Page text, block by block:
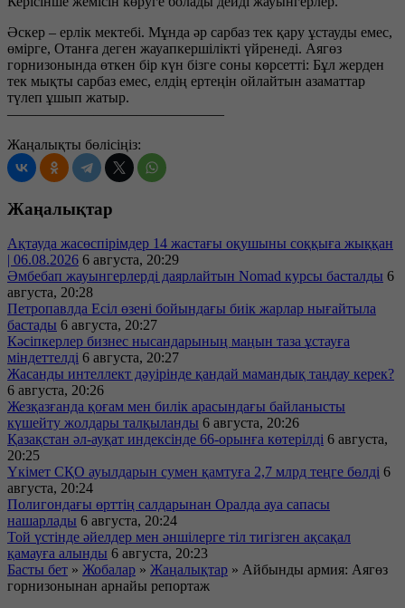
Әскер – ерлік мектебі. Мұнда әр сарбаз тек қару ұстауды емес,
өмірге, Отанға деген жауапкершілікті үйренеді. Аягөз
горнизонында өткен бір күн бізге соны көрсетті: Бұл жерден
тек мықты сарбаз емес, елдің ертеңін ойлайтын азаматтар
түлеп ұшып жатыр.
———————————————
Жаңалықты бөлісіңіз:
Жаңалықтар
Ақтауда жасөспірімдер 14 жастағы оқушыны соққыға жыққан
| 06.08.2026 6 августа, 20:29
Әмбебап жауынгерлерді даярлайтын Nomad курсы басталды 6
августа, 20:28
Петропавлда Есіл өзені бойындағы биік жарлар нығайтыла
бастады 6 августа, 20:27
Кәсіпкерлер бизнес нысандарының маңын таза ұстауға
міндеттелді 6 августа, 20:27
Жасанды интеллект дәуірінде қандай мамандық таңдау керек?
6 августа, 20:26
Жезқазғанда қоғам мен билік арасындағы байланысты
күшейту жолдары талқыланды 6 августа, 20:26
Қазақстан әл-ауқат индексінде 66-орынға көтерілді 6 августа,
20:25
Үкімет СҚО ауылдарын сумен қамтуға 2,7 млрд теңге бөлді 6
августа, 20:24
Полигондағы өрттің салдарынан Оралда ауа сапасы
нашарлады 6 августа, 20:24
Той үстінде әйелдер мен әншілерге тіл тигізген ақсақал
қамауға алынды 6 августа, 20:23
Басты бет » Жобалар » Жаңалықтар » Айбынды армия: Аягөз
горнизонынан арнайы репортаж